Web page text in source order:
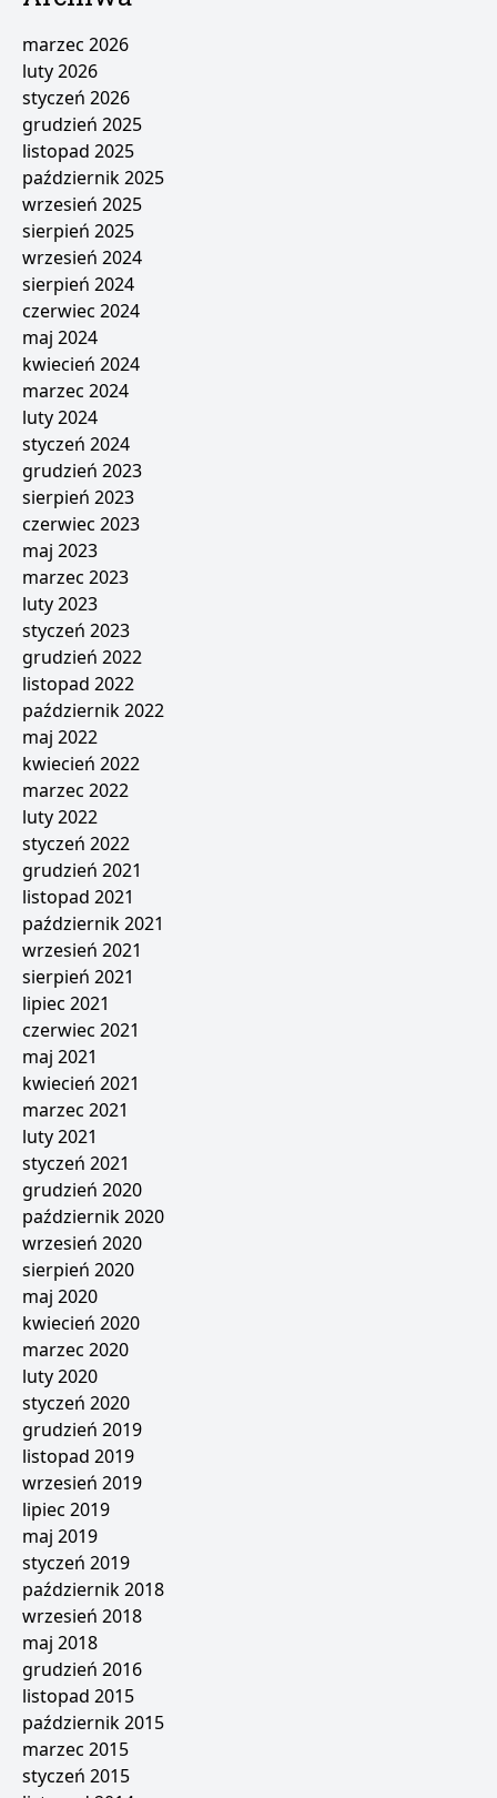
marzec 2026
luty 2026
styczeń 2026
grudzień 2025
listopad 2025
październik 2025
wrzesień 2025
sierpień 2025
wrzesień 2024
sierpień 2024
czerwiec 2024
maj 2024
kwiecień 2024
marzec 2024
luty 2024
styczeń 2024
grudzień 2023
sierpień 2023
czerwiec 2023
maj 2023
marzec 2023
luty 2023
styczeń 2023
grudzień 2022
listopad 2022
październik 2022
maj 2022
kwiecień 2022
marzec 2022
luty 2022
styczeń 2022
grudzień 2021
listopad 2021
październik 2021
wrzesień 2021
sierpień 2021
lipiec 2021
czerwiec 2021
maj 2021
kwiecień 2021
marzec 2021
luty 2021
styczeń 2021
grudzień 2020
październik 2020
wrzesień 2020
sierpień 2020
maj 2020
kwiecień 2020
marzec 2020
luty 2020
styczeń 2020
grudzień 2019
listopad 2019
wrzesień 2019
lipiec 2019
maj 2019
styczeń 2019
październik 2018
wrzesień 2018
maj 2018
grudzień 2016
listopad 2015
październik 2015
marzec 2015
styczeń 2015